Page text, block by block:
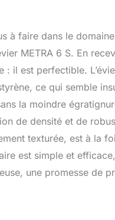
à faire dans le
METRA 6 S. En
: il est perfectible.
ce qui semble
la moindre
de densité et de
texturée, est à la
est simple et
une promesse de